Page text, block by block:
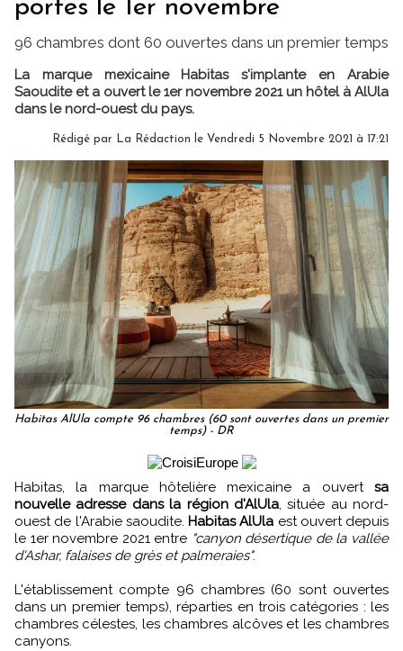
portes le 1er novembre
96 chambres dont 60 ouvertes dans un premier temps
La marque mexicaine Habitas s'implante en Arabie
Saoudite et a ouvert le 1er novembre 2021 un hôtel à AlUla
dans le nord-ouest du pays.
Rédigé par La Rédaction le Vendredi 5 Novembre 2021 à 17:21
Habitas AlUla compte 96 chambres (60 sont ouvertes dans un premier
temps) - DR
Habitas, la marque hôtelière mexicaine a ouvert sa
nouvelle adresse dans la région d'AlUla, située au nord-
ouest de l'Arabie saoudite. Habitas AlUla est ouvert depuis
le 1er novembre 2021 entre "canyon désertique de la vallée
d'Ashar, falaises de grès et palmeraies".
L'établissement compte 96 chambres (60 sont ouvertes
dans un premier temps), réparties en trois catégories : les
chambres célestes, les chambres alcôves et les chambres
canyons.